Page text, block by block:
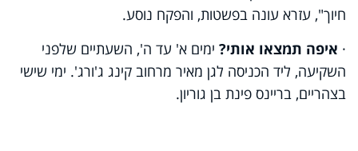
חיוך", עזרא עונה בפשטות, והפקח נוסע.
· איפה תמצאו אותי? ימים א' עד ה', השעתיים שלפני
השקיעה, ליד הכניסה לגן מאיר מרחוב קינג ג'ורג'. ימי שישי
בצהריים, בריינס פינת בן גוריון.